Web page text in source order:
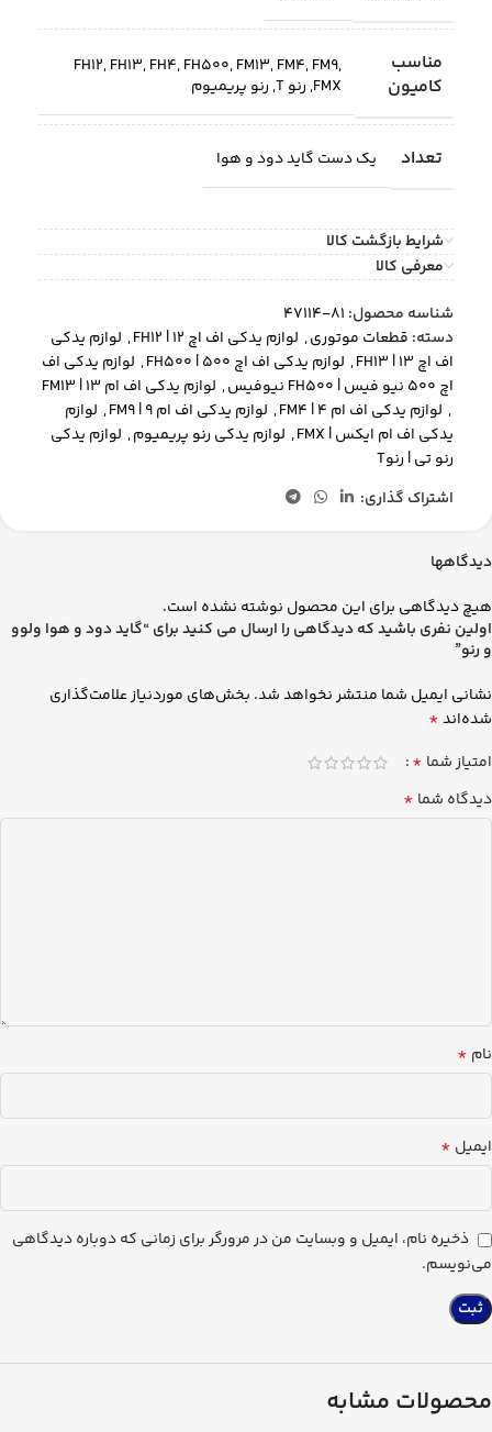
مناسب
کامیون
FH12,FH13,FH4,FH500,FM13,FM4,FM9,
FMX
,رنو T ,رنو پریمیوم
تعداد یک دست گاید دود و هوا
شرایط بازگشت کالا
معرفی کالا
شناسه محصول: 81-47114
دسته: قطعات موتوری, لوازم یدکی اف اچ 12 | FH12 , لوازم یدکی
اف اچ 13 | FH13
, لوازم یدکی اف اچ 500 | FH500 , لوازم یدکی اف
اچ 500 نیو فیس | FH500 نیوفیس
, لوازم یدکی اف ام 13 | FM13
, لوازم یدکی اف ام 4 | FM4 , لوازم یدکی اف ام 9 | FM9 , لوازم
یدکی اف ام ایکس | FMX
, لوازم یدکی رنو پریمیوم, لوازم یدکی
رنو تی | رنوT
اشتراک گذاری:
دیدگاهها
هیچ دیدگاهی برای این محصول نوشته نشده است.
اولین نفری باشید که دیدگاهی را ارسال می کنید برای “گاید دود و هوا ولوو
و رنو”
نشانی ایمیل شما منتشر نخواهد شد. بخش‌های موردنیاز علامت‌گذاری
شده‌اند*
امتیاز شما *
دیدگاه شما *
نام *
ایمیل *
ذخیره نام، ایمیل و وبسایت من در مرورگر برای زمانی که دوباره دیدگاهی
می‌نویسم.
محصولات مشابه